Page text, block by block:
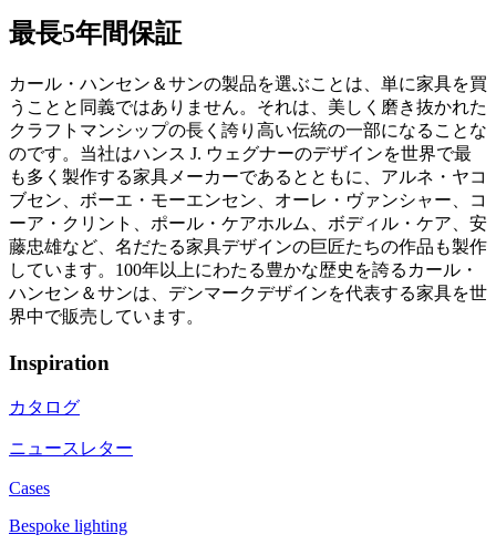
最長5年間保証
カール・ハンセン＆サンの製品を選ぶことは、単に家具を買
うことと同義ではありません。それは、美しく磨き抜かれた
クラフトマンシップの長く誇り高い伝統の一部になることな
のです。当社はハンス J. ウェグナーのデザインを世界で最
も多く製作する家具メーカーであるとともに、アルネ・ヤコ
ブセン、ボーエ・モーエンセン、オーレ・ヴァンシャー、コ
ーア・クリント、ポール・ケアホルム、ボディル・ケア、安
藤忠雄など、名だたる家具デザインの巨匠たちの作品も製作
しています。100年以上にわたる豊かな歴史を誇るカール・
ハンセン＆サンは、デンマークデザインを代表する家具を世
界中で販売しています。
Inspiration
カタログ
ニュースレター
Cases
Bespoke lighting